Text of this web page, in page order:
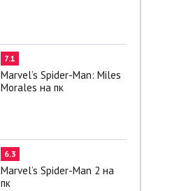
7.1
Marvel’s Spider-Man: Miles
Morales на пк
6.3
Marvel’s Spider-Man 2 на
пк